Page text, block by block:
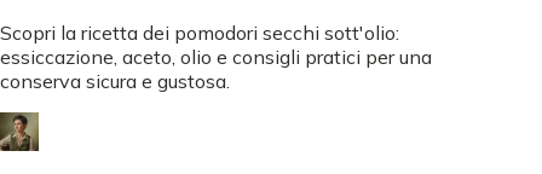
Scopri la ricetta dei pomodori secchi sott'olio:
essiccazione, aceto, olio e consigli pratici per una
conserva sicura e gustosa.